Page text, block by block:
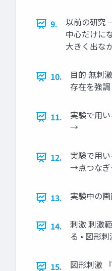
9.
以前の研究
中心だけに
大きく出な
10.
目的 無刺
存在を強
11.
実験で用
→
12.
実験で用
→点つなぎ
13. 実験中の
14.
刺激 刺激
る • 図形
15. 図形刺激